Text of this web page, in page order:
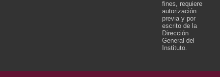
fines, requiere
autorización
previa y por
escrito de la
Dirección
General del
Instituto.